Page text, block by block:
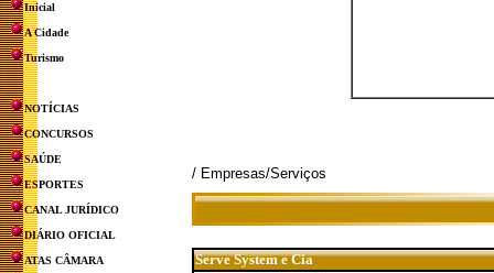
Inicial
A Cidade
Turismo
NOTÍCIAS
CONCURSOS
SAÚDE
ESPORTES
CANAL JURÍDICO
DIÁRIO OFICIAL
ATAS CÂMARA
/ Empresas/Serviços
Serve System e Cia